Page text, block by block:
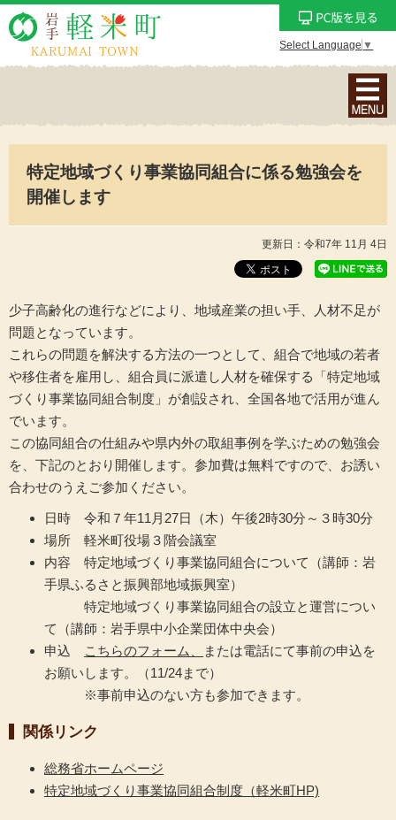
Select Language ▼
ナ
ビ
シ
メ
ニ
ュ
ー
表
示
特定地域づくり事業協同組合に係る勉強会を
開催します
更新日：令和7年 11月 4日
少子高齢化の進行などにより、地域産業の担い手、人材不足が
問題となっています。
これらの問題を解決する方法の一つとして、組合で地域の若者
や移住者を雇用し、組合員に派遣し人材を確保する「特定地域
づくり事業協同組合制度」が創設され、全国各地で活用が進ん
でいます。
この協同組合の仕組みや県内外の取組事例を学ぶための勉強会
を、下記のとおり開催します。参加費は無料ですので、お誘い
合わせのうえご参加ください。
日時 令和７年11月27日（木）午後2時30分～３時30分
場所 軽米町役場３階会議室
内容 特定地域づくり事業協同組合について（講師：岩
手県ふるさと振興部地域振興室）
特定地域づくり事業協同組合の設立と運営につい
て（講師：岩手県中小企業団体中央会）
申込
こちらのフォーム、
または電話にて事前の申込を
お願いします。（11/24まで）
※事前申込のない方も参加できます。
関係リンク
総務省ホームページ
特定地域づくり事業協同組合制度（軽米町HP)